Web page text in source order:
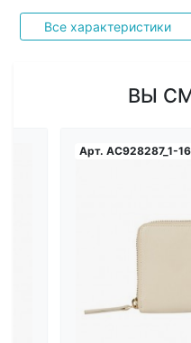
Все характеристики
ВЫ
Арт. AC928287_1-16